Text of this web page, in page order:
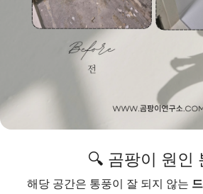
🔍 곰팡이 원인
해당 공간은 통풍이 잘 되지 않는